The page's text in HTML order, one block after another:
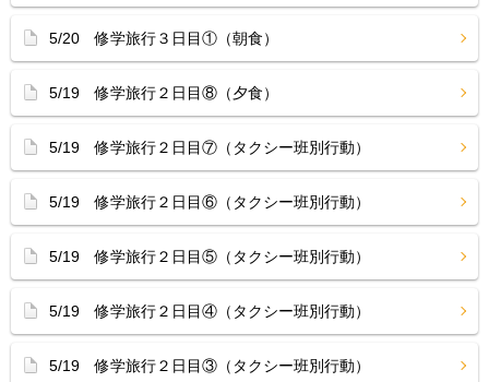
5/20 修学旅行３日目①（朝食）
5/19 修学旅行２日目⑧（夕食）
5/19 修学旅行２日目⑦（タクシー班別行動）
5/19 修学旅行２日目⑥（タクシー班別行動）
5/19 修学旅行２日目⑤（タクシー班別行動）
5/19 修学旅行２日目④（タクシー班別行動）
5/19 修学旅行２日目③（タクシー班別行動）